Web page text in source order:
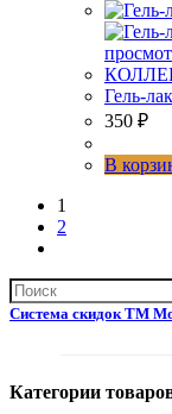
Гель-
350 ₽
В
1
2
Система скидок ТМ
Категории